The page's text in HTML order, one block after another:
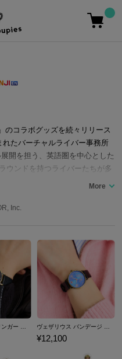
のコラボグッズを続々リリース
たバーチャルライバー事務所
開を担う、英語圏を中心とした
ウンドを持つライバーたちが多
心に、英語、日本語をはじめ、
た、メンバー同士のコラボやユ
ンガー、ヴェザリウス バンデー
ッグ、腕時計、スマホストラ
ルスタンドや、エリーラ ペン
折り財布、リップケース、ガ
ッショングッズをご紹介いたし
Inc.
¥12,100